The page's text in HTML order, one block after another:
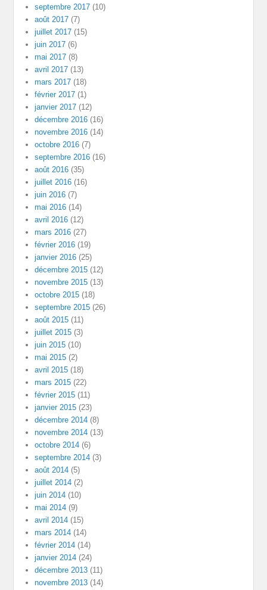
septembre 2017 (10)
août 2017 (7)
juillet 2017 (15)
juin 2017 (6)
mai 2017 (8)
avril 2017 (13)
mars 2017 (18)
février 2017 (1)
janvier 2017 (12)
décembre 2016 (16)
novembre 2016 (14)
octobre 2016 (7)
septembre 2016 (16)
août 2016 (35)
juillet 2016 (16)
juin 2016 (7)
mai 2016 (14)
avril 2016 (12)
mars 2016 (27)
février 2016 (19)
janvier 2016 (25)
décembre 2015 (12)
novembre 2015 (13)
octobre 2015 (18)
septembre 2015 (26)
août 2015 (11)
juillet 2015 (3)
juin 2015 (10)
mai 2015 (2)
avril 2015 (18)
mars 2015 (22)
février 2015 (11)
janvier 2015 (23)
décembre 2014 (8)
novembre 2014 (13)
octobre 2014 (6)
septembre 2014 (3)
août 2014 (5)
juillet 2014 (2)
juin 2014 (10)
mai 2014 (9)
avril 2014 (15)
mars 2014 (14)
février 2014 (14)
janvier 2014 (24)
décembre 2013 (11)
novembre 2013 (14)